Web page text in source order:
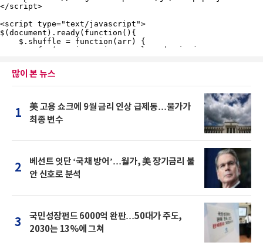
많이 본 뉴스
1
美 고용 쇼크에 9월 금리 인상 급제동…물가가
최종 변수
2
베선트 잇단 ‘국채 방어’…월가, 美 장기금리 불
안 신호로 분석
3
국민성장펀드 6000억 완판…50대가 주도,
2030는 13%에 그쳐